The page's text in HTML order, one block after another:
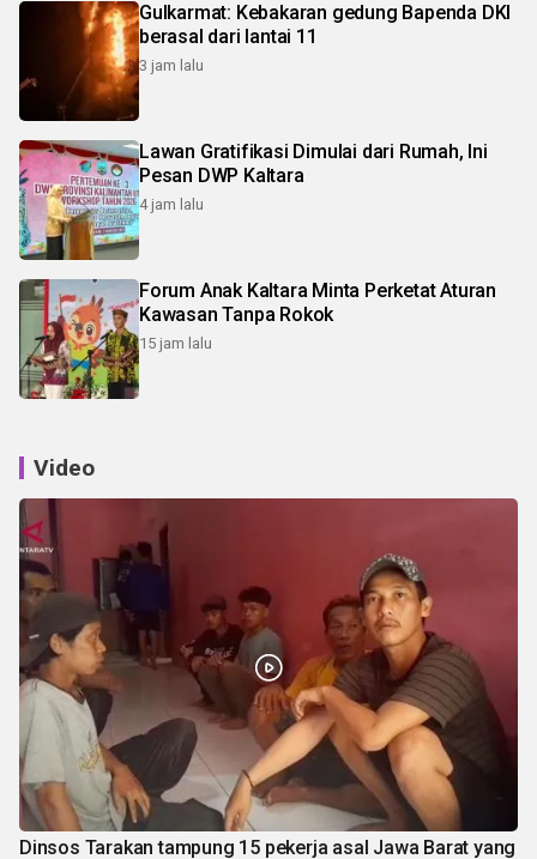
Gulkarmat: Kebakaran gedung Bapenda DKI
berasal dari lantai 11
3 jam lalu
Lawan Gratifikasi Dimulai dari Rumah, Ini
Pesan DWP Kaltara
4 jam lalu
Forum Anak Kaltara Minta Perketat Aturan
Kawasan Tanpa Rokok
15 jam lalu
Video
Dinsos Tarakan tampung 15 pekerja asal Jawa Barat yang